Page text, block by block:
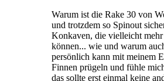
Warum ist die Rake 30 von
und trotzdem so Spinout
Konkaven, die vielleicht
können... wie und warum
persönlich kann mit meinem
Finnen prügeln und fühle
das sollte erst einmal keine